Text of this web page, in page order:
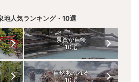
地人気ランキング・10選
泉質が自慢
10選
自然あふれる
10選